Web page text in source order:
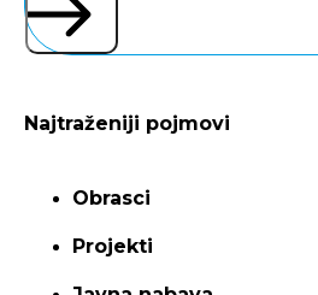
Najtraženiji pojmovi
Obrasci
Projekti